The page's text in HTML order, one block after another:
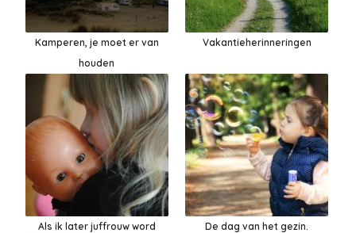
Kamperen, je moet er van
houden
Vakantieherinneringen
Als ik later juffrouw word De dag van het gezin.